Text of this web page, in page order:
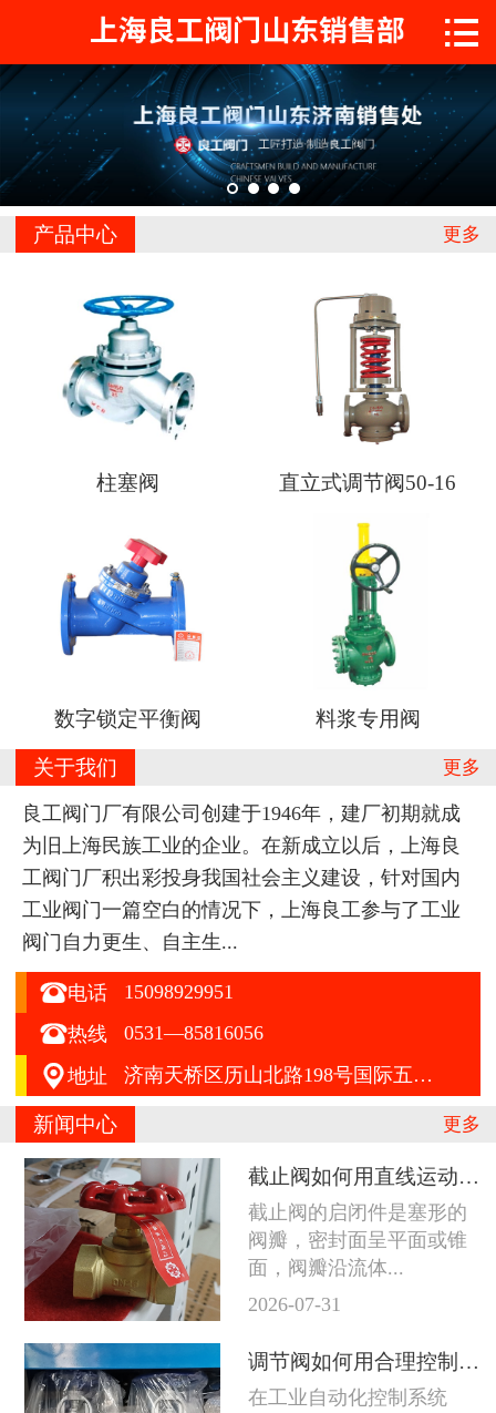
 首页
关于工良
产品中心
工程案例
联系我们

更多
产品中心
柱塞阀 直立式调节阀50-16
数字锁定平衡阀 料浆专用阀
更多
关于我们
良工阀门厂有限公司创建于1946年，建厂初期就成
为旧上海民族工业的企业。在新成立以后，上海良
工阀门厂积出彩投身我国社会主义建设，针对国内
工业阀门一篇空白的情况下，上海良工参与了工业
阀门自力更生、自主生...
电话 15098929951
热线 0531—85816056
地址 济南天桥区历山北路198号国际五金机电城A区412号
更多
新闻中心
截止阀如何用直线运动征服严苛工况
截止阀的启闭件是塞形的
阀瓣，密封面呈平面或锥
面，阀瓣沿流体...
2026-07-31
调节阀如何用合理控制征服苛刻工况
在工业自动化控制系统